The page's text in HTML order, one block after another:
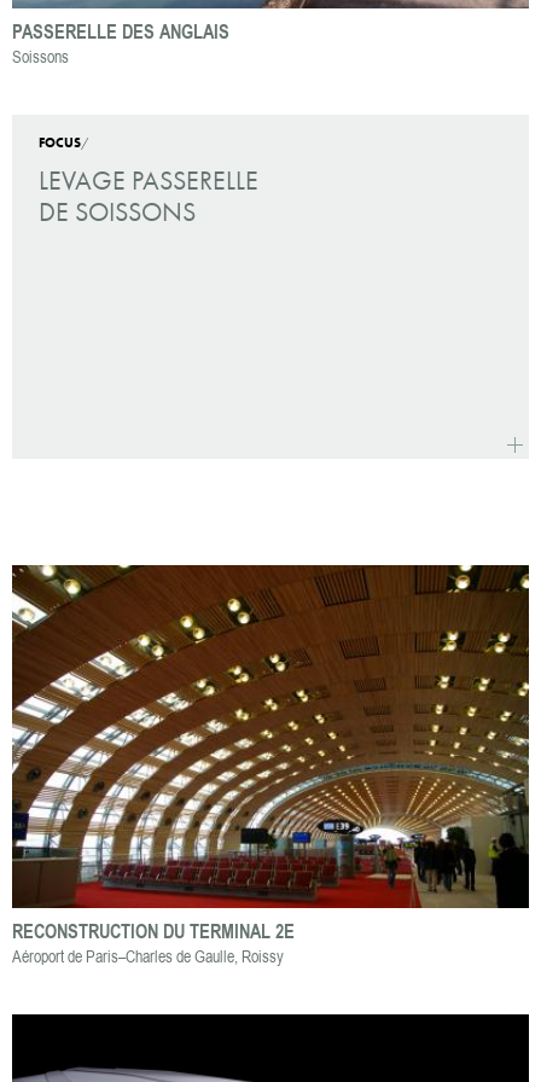
PASSERELLE DES ANGLAIS
Soissons
FOCUS/
LEVAGE PASSERELLE
DE SOISSONS
RECONSTRUCTION DU TERMINAL 2E
Aéroport de Paris–Charles de Gaulle, Roissy